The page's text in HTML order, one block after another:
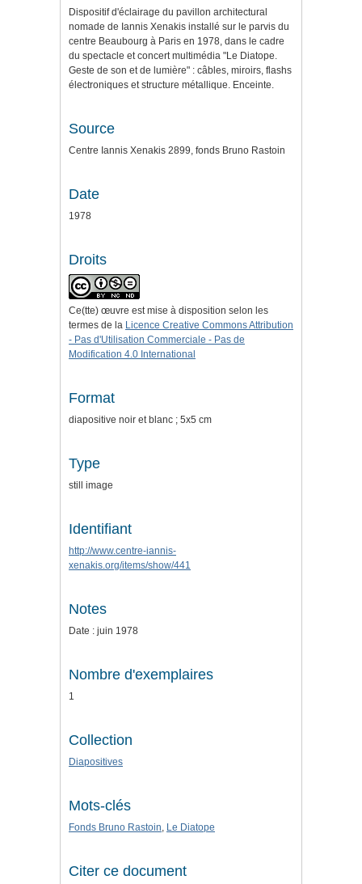
Dispositif d'éclairage du pavillon architectural
nomade de Iannis Xenakis installé sur le parvis du
centre Beaubourg à Paris en 1978, dans le cadre
du spectacle et concert multimédia "Le Diatope.
Geste de son et de lumière" : câbles, miroirs, flashs
électroniques et structure métallique. Enceinte.
Source
Centre Iannis Xenakis 2899, fonds Bruno Rastoin
Date
1978
Droits
Ce(tte) œuvre est mise à disposition selon les
termes de la Licence Creative Commons Attribution
- Pas d'Utilisation Commerciale - Pas de
Modification 4.0 International
Format
diapositive noir et blanc ; 5x5 cm
Type
still image
Identifiant
http://www.centre-iannis-
xenakis.org/items/show/441
Notes
Date : juin 1978
Nombre d'exemplaires
1
Collection
Diapositives
Mots-clés
Fonds Bruno Rastoin, Le Diatope
Citer ce document